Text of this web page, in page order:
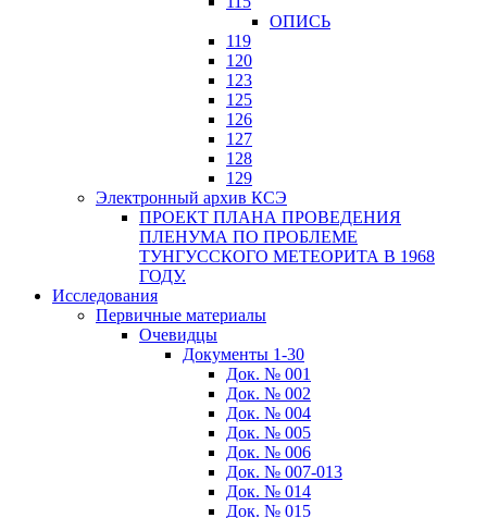
ОПИСЬ
119
120
123
125
126
127
128
129
Электронный архив КСЭ
ПРОЕКТ ПЛАНА ПРОВЕДЕНИЯ
ПЛЕНУМА ПО ПРОБЛЕМЕ
ТУНГУССКОГО МЕТЕОРИТА В 1968
ГОДУ.
Исследования
Первичные материалы
Очевидцы
Документы 1-30
Док. № 001
Док. № 002
Док. № 004
Док. № 005
Док. № 006
Док. № 007-013
Док. № 014
Док. № 015